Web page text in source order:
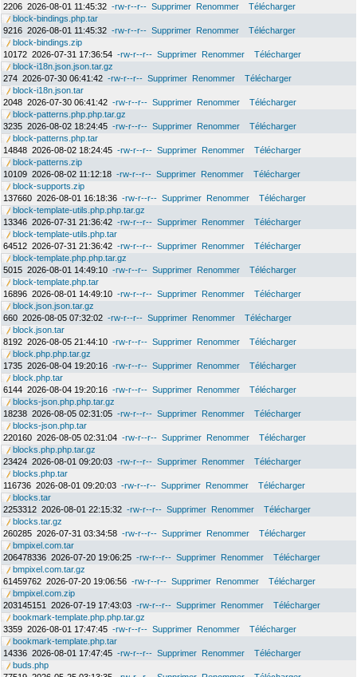
2206 2026-08-01 11:45:32 -rw-r--r-- Supprimer Renommer
Télécharger
block-bindings.php.tar
9216 2026-08-01 11:45:32 -rw-r--r-- Supprimer Renommer
Télécharger
block-bindings.zip
10172 2026-07-31 17:36:54 -rw-r--r-- Supprimer Renommer
Télécharger
block-i18n.json.json.tar.gz
274 2026-07-30 06:41:42 -rw-r--r-- Supprimer Renommer
Télécharger
block-i18n.json.tar
2048 2026-07-30 06:41:42 -rw-r--r-- Supprimer Renommer
Télécharger
block-patterns.php.php.tar.gz
3235 2026-08-02 18:24:45 -rw-r--r-- Supprimer Renommer
Télécharger
block-patterns.php.tar
14848 2026-08-02 18:24:45 -rw-r--r-- Supprimer Renommer
Télécharger
block-patterns.zip
10109 2026-08-02 11:12:18 -rw-r--r-- Supprimer Renommer
Télécharger
block-supports.zip
137660 2026-08-01 16:18:36 -rw-r--r-- Supprimer Renommer
Télécharger
block-template-utils.php.php.tar.gz
13346 2026-07-31 21:36:42 -rw-r--r-- Supprimer Renommer
Télécharger
block-template-utils.php.tar
64512 2026-07-31 21:36:42 -rw-r--r-- Supprimer Renommer
Télécharger
block-template.php.php.tar.gz
5015 2026-08-01 14:49:10 -rw-r--r-- Supprimer Renommer
Télécharger
block-template.php.tar
16896 2026-08-01 14:49:10 -rw-r--r-- Supprimer Renommer
Télécharger
block.json.json.tar.gz
660 2026-08-05 07:32:02 -rw-r--r-- Supprimer Renommer
Télécharger
block.json.tar
8192 2026-08-05 21:44:10 -rw-r--r-- Supprimer Renommer
Télécharger
block.php.php.tar.gz
1735 2026-08-04 19:20:16 -rw-r--r-- Supprimer Renommer
Télécharger
block.php.tar
6144 2026-08-04 19:20:16 -rw-r--r-- Supprimer Renommer
Télécharger
blocks-json.php.php.tar.gz
18238 2026-08-05 02:31:05 -rw-r--r-- Supprimer Renommer
Télécharger
blocks-json.php.tar
220160 2026-08-05 02:31:04 -rw-r--r-- Supprimer Renommer
Télécharger
blocks.php.php.tar.gz
23424 2026-08-01 09:20:03 -rw-r--r-- Supprimer Renommer
Télécharger
blocks.php.tar
116736 2026-08-01 09:20:03 -rw-r--r-- Supprimer Renommer
Télécharger
blocks.tar
2253312 2026-08-01 22:15:32 -rw-r--r-- Supprimer Renommer
Télécharger
blocks.tar.gz
260285 2026-07-31 03:34:58 -rw-r--r-- Supprimer Renommer
Télécharger
bmpixel.com.tar
206478336 2026-07-20 19:06:25 -rw-r--r-- Supprimer Renommer
Télécharger
bmpixel.com.tar.gz
61459762 2026-07-20 19:06:56 -rw-r--r-- Supprimer Renommer
Télécharger
bmpixel.com.zip
203145151
2026-07-19 17:43:03 -rw-r--r-- Supprimer Renommer
Télécharger
bookmark-template.php.php.tar.gz
3359 2026-08-01 17:47:45 -rw-r--r-- Supprimer Renommer
Télécharger
bookmark-template.php.tar
14336 2026-08-01 17:47:45 -rw-r--r-- Supprimer Renommer
Télécharger
buds.php